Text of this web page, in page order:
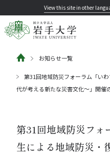
View this site in other
お知らせ一覧
第31回地域防災フォーラム「い
代が考える新たな災害文化～」開催
第31回地域防災フォ
生による地域防災・